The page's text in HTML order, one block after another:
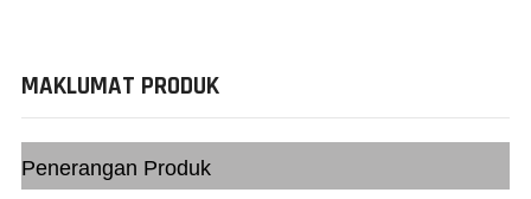
MAKLUMAT PRODUK
Penerangan Produk